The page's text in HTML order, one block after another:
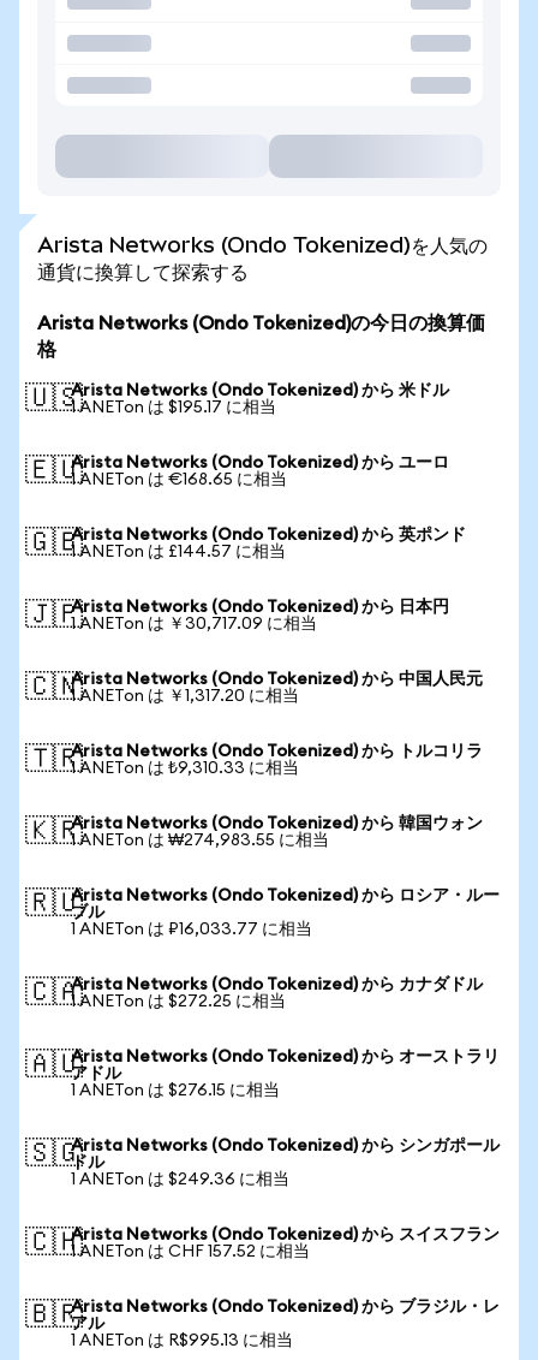
Arista Networks (Ondo Tokenized)を人気の
通貨に換算して探索する
Arista Networks (Ondo Tokenized)の今日の換算価
格
🇺🇸Arista Networks (Ondo Tokenized) から 米ドル
1 ANETon は $195.17 に相当
🇪🇺Arista Networks (Ondo Tokenized) から ユーロ
1 ANETon は €168.65 に相当
🇬🇧Arista Networks (Ondo Tokenized) から 英ポンド
1 ANETon は £144.57 に相当
🇯🇵Arista Networks (Ondo Tokenized) から 日本円
1 ANETon は ￥30,717.09 に相当
🇨🇳Arista Networks (Ondo Tokenized) から 中国人民元
1 ANETon は ￥1,317.20 に相当
🇹🇷Arista Networks (Ondo Tokenized) から トルコリラ
1 ANETon は ₺9,310.33 に相当
🇰🇷Arista Networks (Ondo Tokenized) から 韓国ウォン
1 ANETon は ₩274,983.55 に相当
🇷🇺Arista Networks (Ondo Tokenized) から ロシア・ルー
ブル
1 ANETon は ₽16,033.77 に相当
🇨🇦Arista Networks (Ondo Tokenized) から カナダドル
1 ANETon は $272.25 に相当
🇦🇺Arista Networks (Ondo Tokenized) から オーストラリ
アドル
1 ANETon は $276.15 に相当
🇸🇬Arista Networks (Ondo Tokenized) から シンガポール
ドル
1 ANETon は $249.36 に相当
🇨🇭Arista Networks (Ondo Tokenized) から スイスフラン
1 ANETon は CHF 157.52 に相当
🇧🇷Arista Networks (Ondo Tokenized) から ブラジル・レ
アル
1 ANETon は R$995.13 に相当